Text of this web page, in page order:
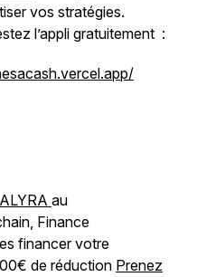
vos stratégies.
l’appli gratuitement :
au
Finance
financer votre
de réduction Prenez